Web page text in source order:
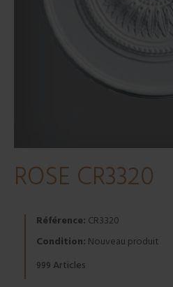
ROSE CR3320
Référence: CR3320
Condition: Nouveau produit
999 Articles